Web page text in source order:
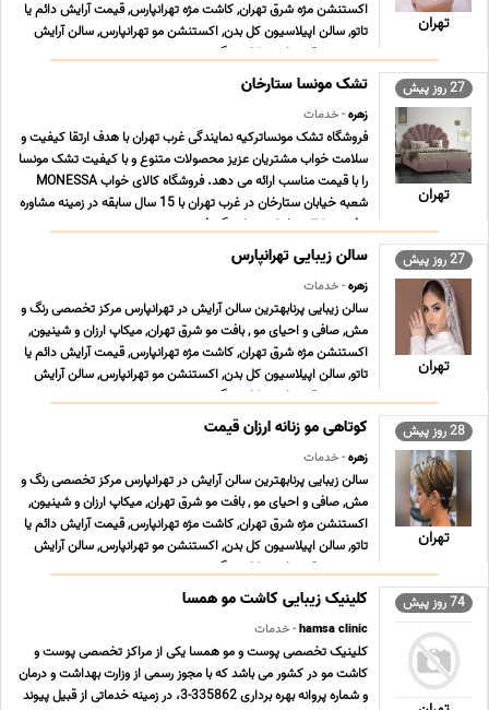
تهران
اکستنشن مژه شرق تهران, کاشت مژه تهرانپارس, قیمت آرایش دائم یا
تاتو, سالن اپیلاسیون کل بدن, اکستنشن مو تهرانپارس, سالن آرایش
عروس شرق تهران, میکاپ و گریم ... ...
27 روز پیش
تهران
تشک مونسا ستارخان
زهره- خدمات
فروشگاه تشک مونساترکیه نمایندگی غرب تهران با هدف ارتقا کیفیت و
سلامت خواب مشتریان عزیز محصولات متنوع و با کیفیت تشک مونسا
را با قیمت مناسب ارائه می دهد. فروشگاه کالای خواب MONESSA
شعبه خیابان ستارخان در غرب تهران با 15 سال سابقه در زمینه مشاوره
و فروش کالای خواب، نمایندگی فروش تش ... ...
27 روز پیش
تهران
سالن زیبایی تهرانپارس
زهره- خدمات
سالن زیبایی پرنابهترین سالن آرایش در تهرانپارس مرکز تخصصی رنگ و
مش, صافی و احیای مو , بافت مو شرق تهران, میکاپ ارزان و شینیون,
اکستنشن مژه شرق تهران, کاشت مژه تهرانپارس, قیمت آرایش دائم یا
تاتو, سالن اپیلاسیون کل بدن, اکستنشن مو تهرانپارس, سالن آرایش
عروس شرق تهران, میکاپ و گریم ... ...
28 روز پیش
تهران
کوتاهی مو زنانه ارزان قیمت
زهره- خدمات
سالن زیبایی پرنابهترین سالن آرایش در تهرانپارس مرکز تخصصی رنگ و
مش, صافی و احیای مو , بافت مو شرق تهران, میکاپ ارزان و شینیون,
اکستنشن مژه شرق تهران, کاشت مژه تهرانپارس, قیمت آرایش دائم یا
تاتو, سالن اپیلاسیون کل بدن, اکستنشن مو تهرانپارس, سالن آرایش
عروس شرق تهران, میکاپ و گریم ... ...
74 روز پیش کلینیک زیبایی کاشت مو همسا
hamsa clinic- خدمات
کلینیک تخصصی پوست و مو همسا یکی از مراکز تخصصی پوست و
کاشت مو در کشور می باشد که با مجوز رسمی از وزارت بهداشت و درمان
و شماره پروانه بهره برداری 335862-3، در زمینه خدماتی از قبیل پیوند